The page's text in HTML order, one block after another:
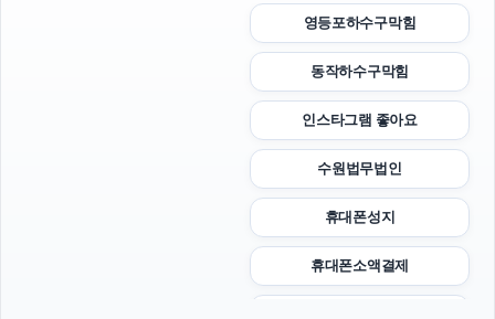
영등포하수구막힘
동작하수구막힘
인스타그램 좋아요
수원법무법인
휴대폰성지
휴대폰소액결제